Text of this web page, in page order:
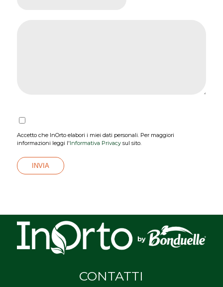
Accetto che InOrto elabori i miei dati personali. Per maggiori
informazioni leggi l'Informativa Privacysul sito.
CONTATTI